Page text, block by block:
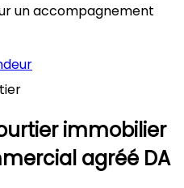
un accompagnement
immobilier
agréé DA